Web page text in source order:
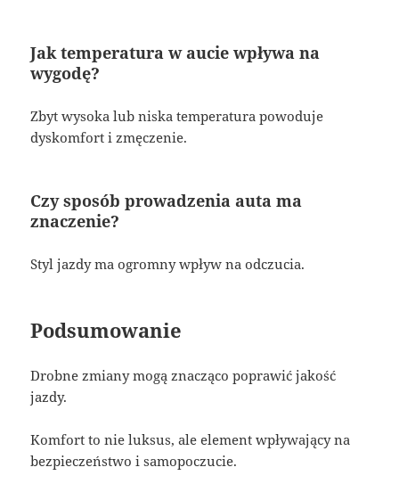
Jak temperatura w aucie wpływa na
wygodę?
Zbyt wysoka lub niska temperatura powoduje
dyskomfort i zmęczenie.
Czy sposób prowadzenia auta ma
znaczenie?
Styl jazdy ma ogromny wpływ na odczucia.
Podsumowanie
Drobne zmiany mogą znacząco poprawić jakość
jazdy.
Komfort to nie luksus, ale element wpływający na
bezpieczeństwo i samopoczucie.